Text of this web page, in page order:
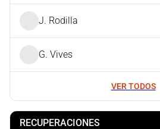
J. Rodilla
G. Vives
VER TODOS
RECUPERACIONES